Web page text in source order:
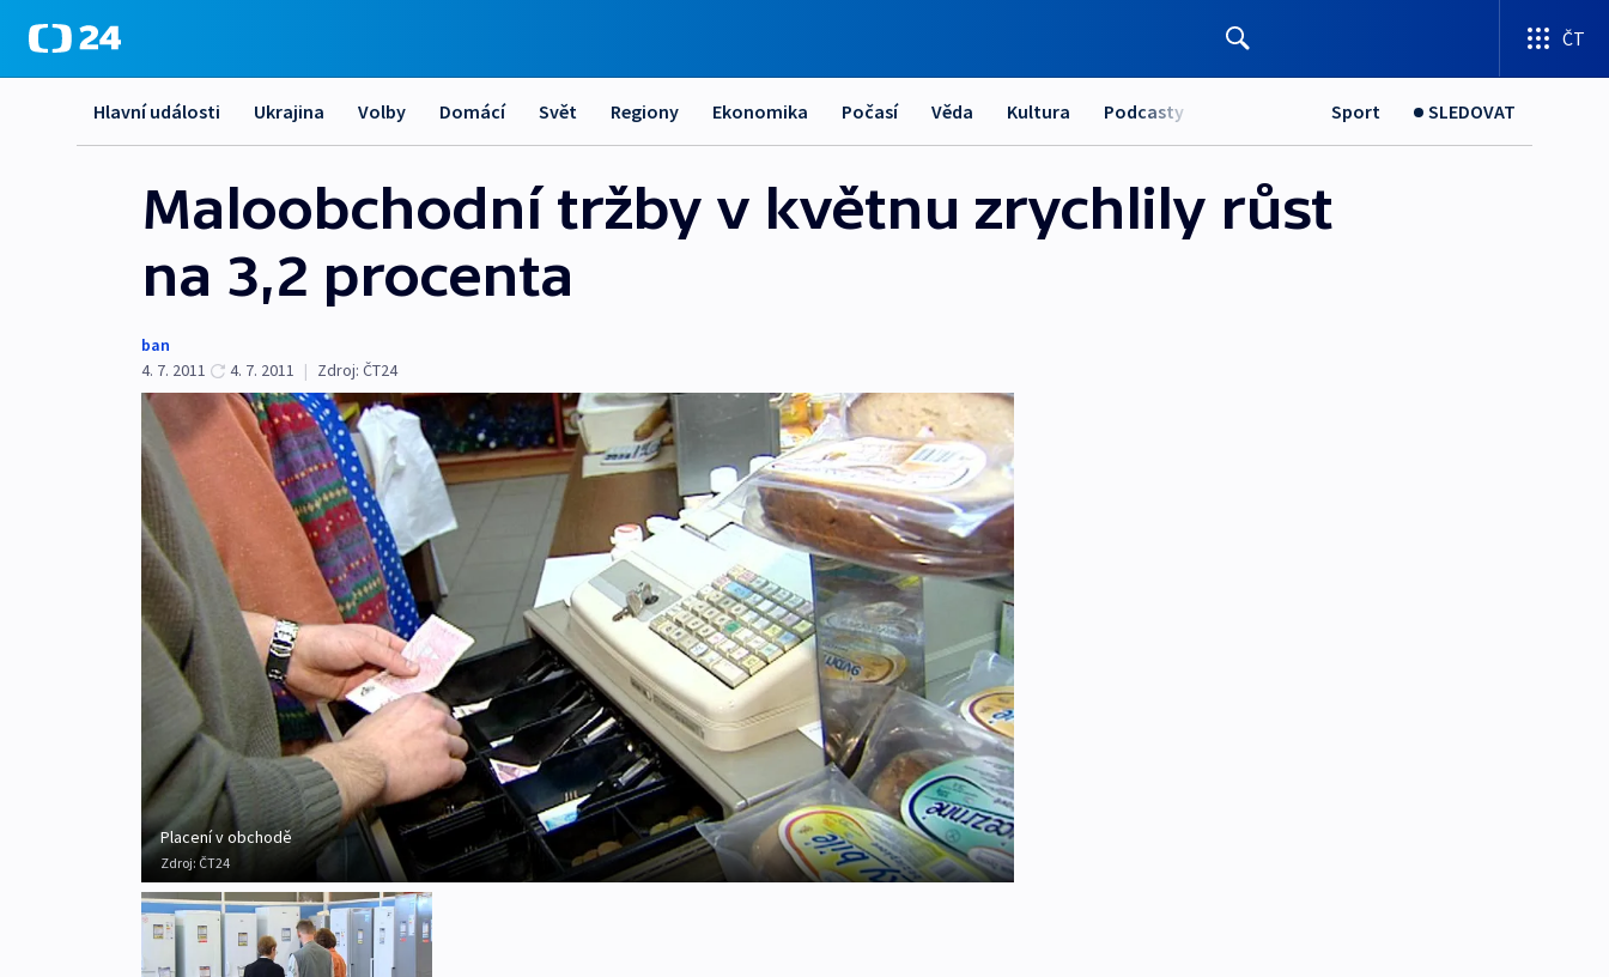
ČT
Hlavní události Ukrajina Volby Domácí Svět Regiony Ekonomika Počasí Věda Kultura Podcasty Sport SLEDOVAT
Maloobchodní tržby v květnu zrychlily růst
na 3,2 procenta
ban
4. 7. 2011
4. 7. 2011 | Zdroj: ČT24
Placení v obchodě
Zdroj: ČT24